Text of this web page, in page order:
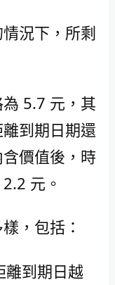
況下，所剩
5.7 元，其
到期日期還
價值後，時
元。
，包括：
離到期日越